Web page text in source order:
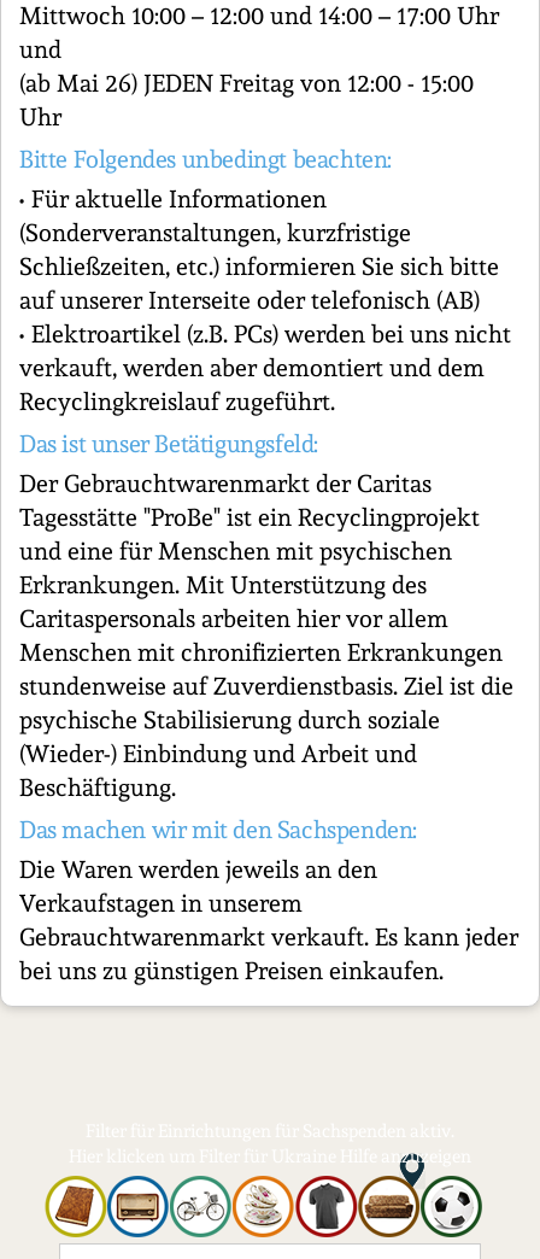
Hier klicken um Filter für Ukraine Hilfe anzuzeigen
Mittwoch 10:00 – 12:00 und 14:00 – 17:00 Uhr
und
(ab Mai 26) JEDEN Freitag von 12:00 - 15:00
Uhr
Bitte Folgendes unbedingt beachten:
• Für aktuelle Informationen
(Sonderveranstaltungen, kurzfristige
Schließzeiten, etc.) informieren Sie sich bitte
auf unserer Interseite oder telefonisch (AB)
• Elektroartikel (z.B. PCs) werden bei uns nicht
verkauft, werden aber demontiert und dem
Recyclingkreislauf zugeführt.
Das ist unser Betätigungsfeld:
Der Gebrauchtwarenmarkt der Caritas
Tagesstätte "ProBe" ist ein Recyclingprojekt
und eine für Menschen mit psychischen
Erkrankungen. Mit Unterstützung des
Caritaspersonals arbeiten hier vor allem
Menschen mit chronifizierten Erkrankungen
stundenweise auf Zuverdienstbasis. Ziel ist die
psychische Stabilisierung durch soziale
(Wieder-) Einbindung und Arbeit und
Beschäftigung.
Das machen wir mit den Sachspenden:
Die Waren werden jeweils an den
Verkaufstagen in unserem
Gebrauchtwarenmarkt verkauft. Es kann jeder
bei uns zu günstigen Preisen einkaufen.